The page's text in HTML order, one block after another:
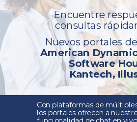
Encuentre
consultas
Nuevos portales
American
Software
Kantech,
Con plataformas de
los portales ofrecen a